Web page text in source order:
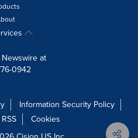
Newswire at
0942
Information Security Policy
RSS
Cookies